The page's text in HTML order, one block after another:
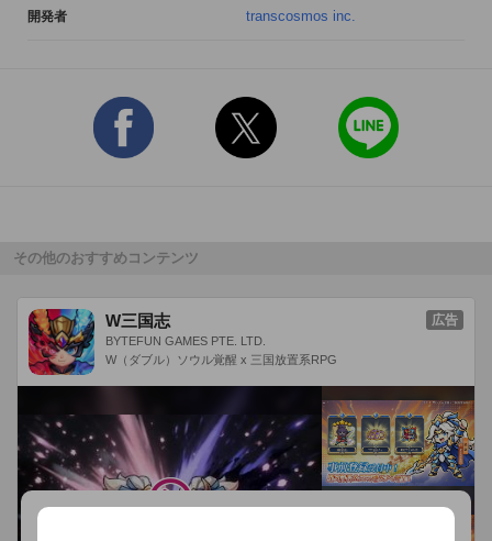
-----------------------------------------
②ジジを左右に動かしながら転がす
③居酒屋の看板や人を避けて
ジジにビールをたくさん飲ませよう！
提供するアプリサービスです
------------------------------------------
※iPad および iPod touchには対応しておりません。
開発者 transcosmos inc.
その他のおすすめコンテンツ
W三国志
BYTEFUN GAMES PTE. LTD.
W（ダブル）ソウル覚醒 x 三国放置系RPG
広告